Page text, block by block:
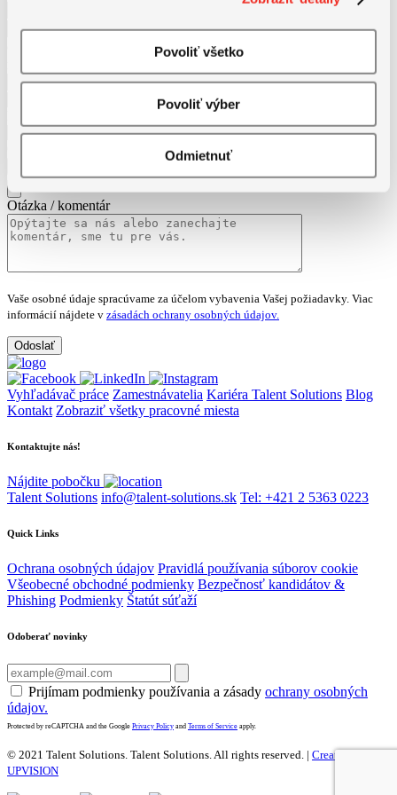
Povoliť všetko
Povoliť výber
Odmietnuť
Priezvisko
Telefónne
Kraj
Otázka / komentár
Vaše osobné údaje spracúvame za účelom vybavenia Vašej požiadavky. Viac
informácií nájdete v zásadách ochrany osobných údajov.
Vyhľadávač práce Zamestnávatelia Kariéra Talent Solutions Blog
Kontakt Zobraziť všetky pracovné miesta
Kontaktujte nás!
Nájdite pobočku
Talent Solutions info@talent-solutions.sk Tel: +421 2 5363 0223
Quick Links
Ochrana osobných údajov Pravidlá používania súborov cookie
Všeobecné obchodné podmienky Bezpečnosť kandidátov &
Phishing Podmienky Štatút súťaží
Odoberať novinky
Prijímam podmienky používania a zásady ochrany osobných
údajov.
Protected by reCAPTCHA and the Google Privacy Policy and Terms of Service apply.
© 2021 Talent Solutions. Talent Solutions.All rights reserved. | Created by
UPVISION